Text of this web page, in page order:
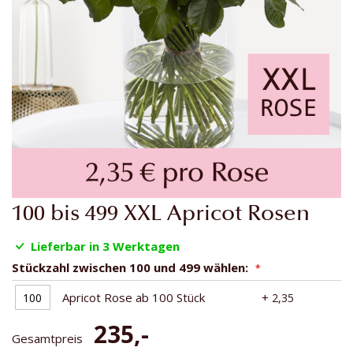
100 bis 499 XXL Apricot Rosen
Lieferbar in 3 Werktagen
Stückzahl zwischen 100 und 499 wählen:
Apricot Rose ab 100 Stück
+ 2,35
Gesamtpreis 235,-
Zum
Anfang
der
springen